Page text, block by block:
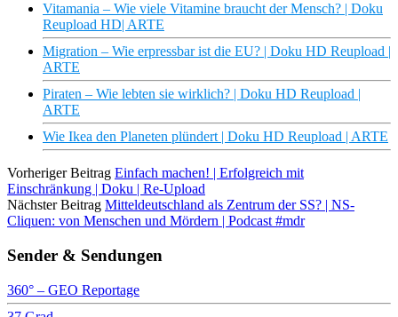
Vitamania – Wie viele Vitamine braucht der Mensch? | Doku
Reupload HD| ARTE
Migration – Wie erpressbar ist die EU? | Doku HD Reupload |
ARTE
Piraten – Wie lebten sie wirklich? | Doku HD Reupload |
ARTE
Wie Ikea den Planeten plündert | Doku HD Reupload | ARTE
Vorheriger Beitrag Einfach machen! | Erfolgreich mit
Einschränkung | Doku | Re-Upload
Nächster Beitrag Mitteldeutschland als Zentrum der SS? | NS-
Cliquen: von Menschen und Mördern | Podcast #mdr
Sender & Sendungen
360° – GEO Reportage